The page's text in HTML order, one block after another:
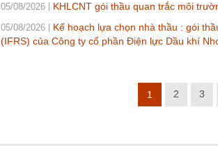
05/08/2026 KHLCNT gói thầu quan trắc môi
05/08/2026
Kế hoạch lựa chọn nhà thầu : gói
(IFRS) của Công ty cổ phần Điện lực Dầu khí
1 2 3